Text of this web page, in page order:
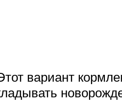
вариант